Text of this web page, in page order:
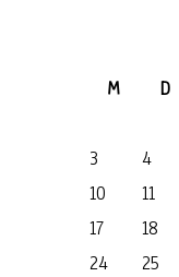
M
D
3
4
10
11
17
18
24
25